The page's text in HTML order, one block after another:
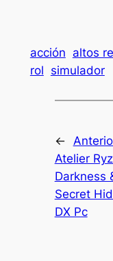
acción altos
rol simulador
←
Atelier
Darkness
Secret
DX Pc